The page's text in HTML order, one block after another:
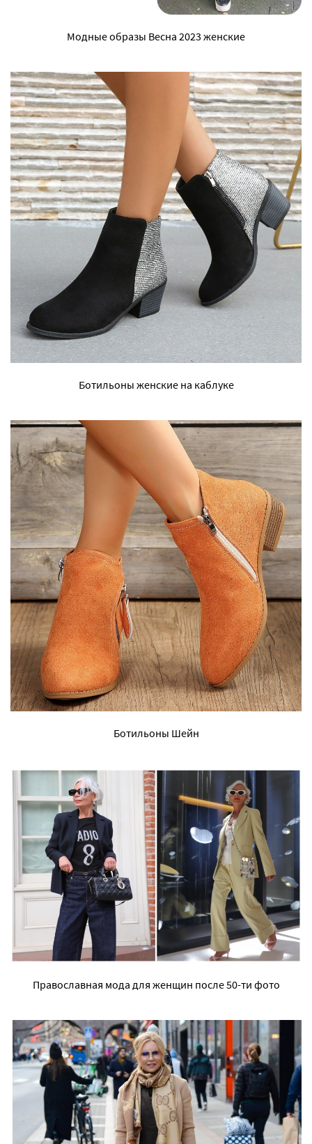
Модные образы Весна 2023 женские
Ботильоны женские на каблуке
Ботильоны Шейн
Православная мода для женщин после 50-ти фото